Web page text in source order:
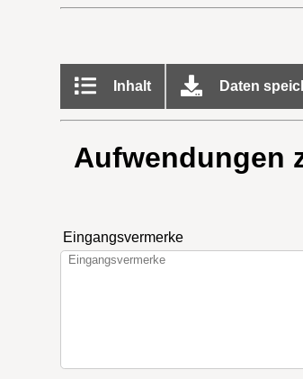
Inhalt Daten
Aufwendungen
Eingangsvermerke